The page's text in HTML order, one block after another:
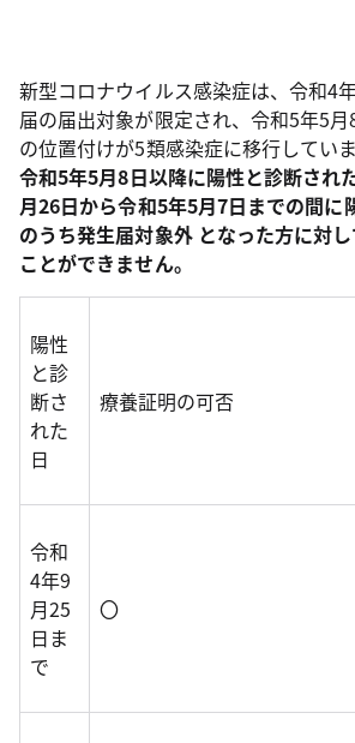
新型コロナウイルス感染症は、令和4
届の届出対象が限定され、令和5年5
の位置付けが5類感染症に移行していま
令和5年5月8日以降に陽性と診断され
月26日から令和5年5月7日までの間に
のうち発生届対象外 となった方に対
ことができません。
陽性
と診
断さ
れた
日
療養証明の可否
令和
4年9
月25
日ま
で
〇